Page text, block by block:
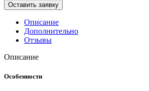
Оставить заявку
Описание
Дополнительно
Отзывы
Описание
Особенности